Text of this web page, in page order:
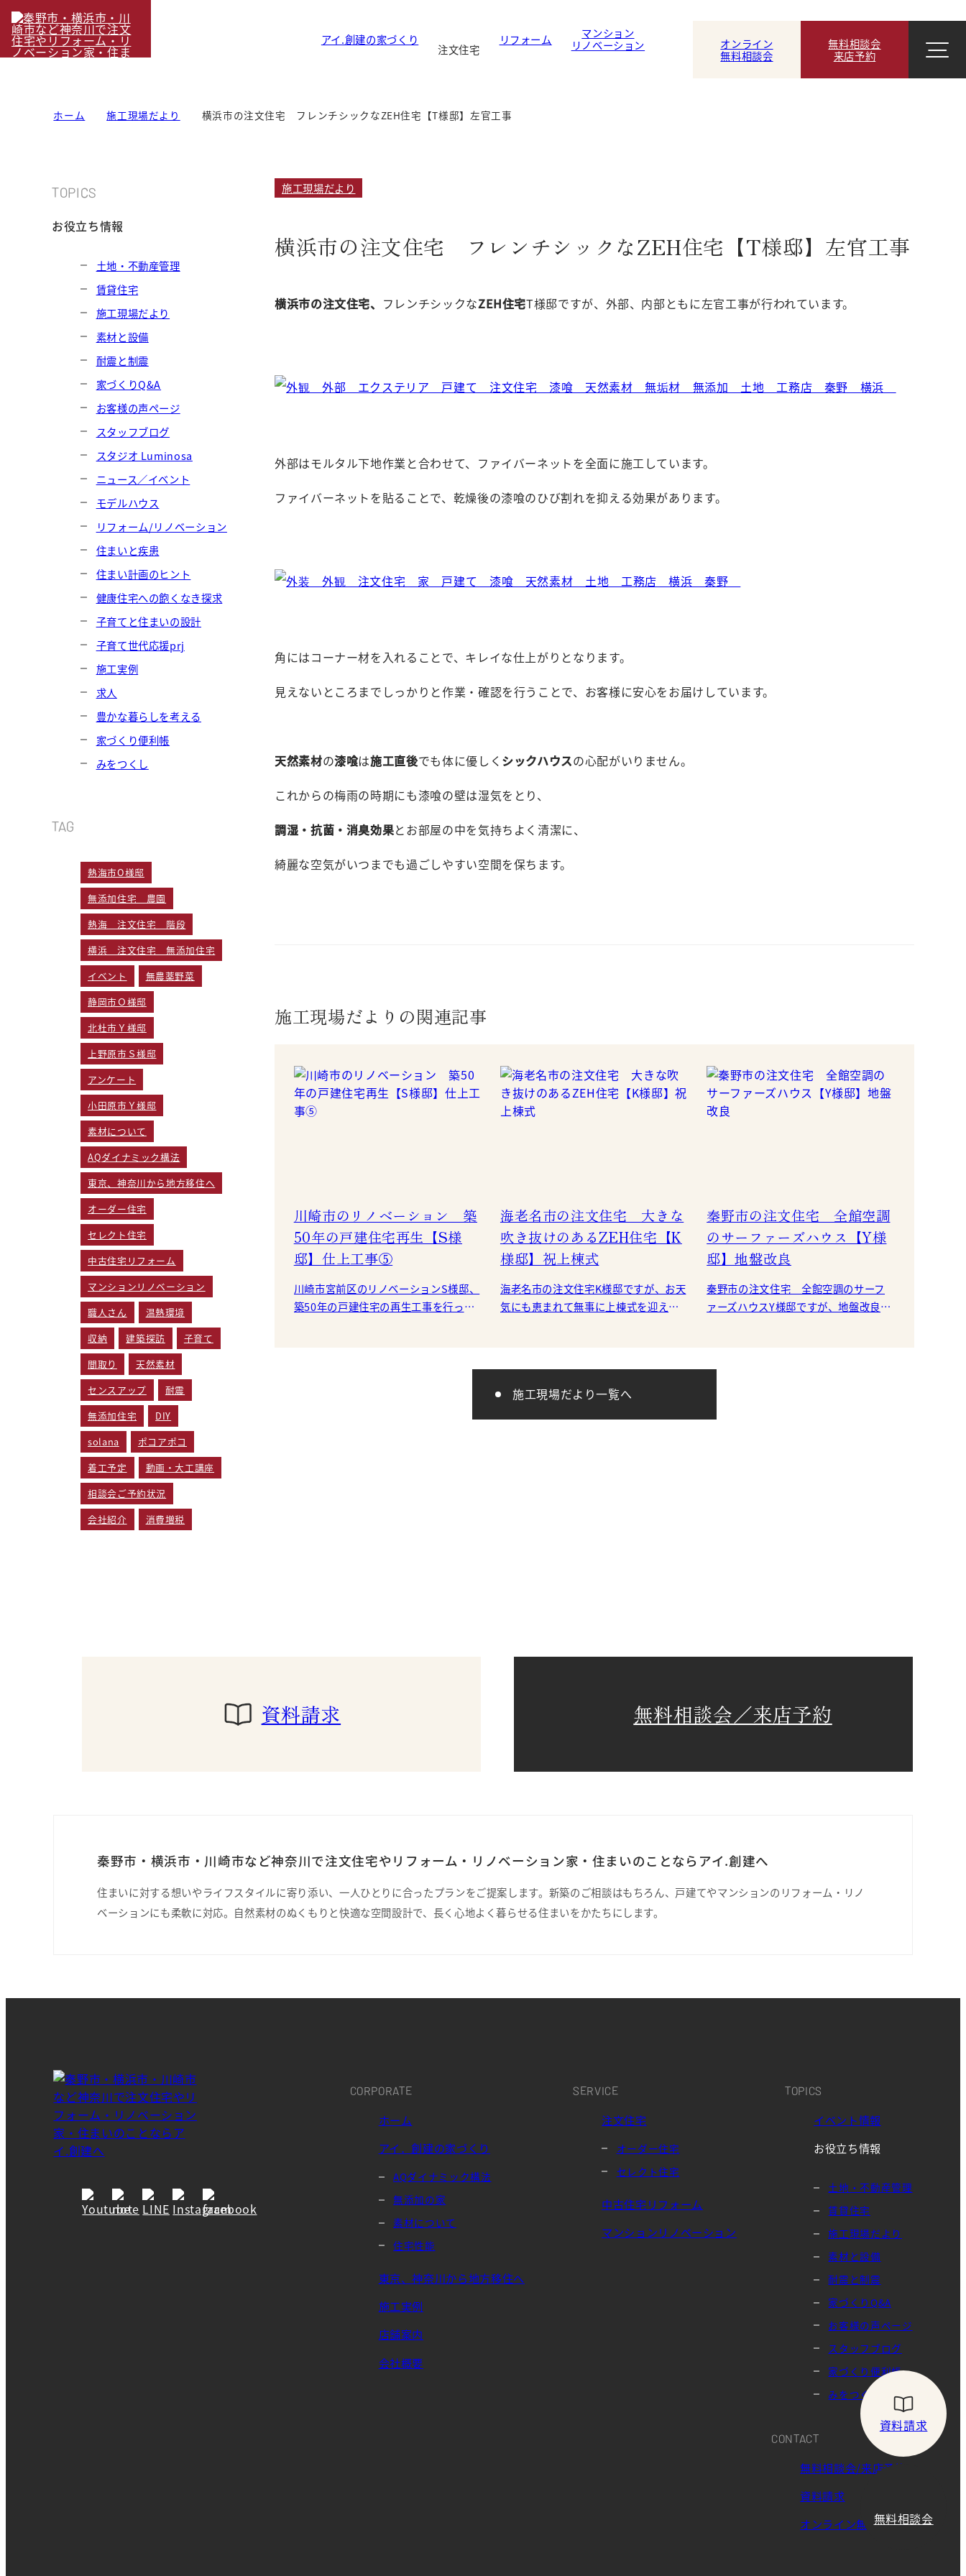
アイ.創建の家づくり
注文住宅
リフォーム
マンション
リノベーション
オンライン
無料相談会
無料相談会
来店予約
資料請求
無料相談会
ホーム 施工現場だより 横浜市の注文住宅 フレンチシックなZEH住宅【T様邸】左官工事
施工現場だより
横浜市の注文住宅 フレンチシックなZEH住宅【T様邸】左官工事
横浜市の注文住宅、 フレンチシックなZEH住宅T様邸ですが、外部、内部ともに左官工事が行われています。
外部はモルタル下地作業と合わせて、ファイバーネットを全面に施工しています。
ファイバーネットを貼ることで、乾燥後の漆喰のひび割れを抑える効果があります。
角にはコーナー材を入れることで、キレイな仕上がりとなります。
見えないところまでしっかりと作業・確認を行うことで、お客様に安心をお届けしています。
天然素材の漆喰は施工直後でも体に優しく シックハウスの心配がいりません。
これからの梅雨の時期にも漆喰の壁は湿気をとり、
調湿・抗菌・消臭効果とお部屋の中を気持ちよく清潔に、
綺麗な空気がいつまでも過ごしやすい空間を保ちます。
施工現場だよりの関連記事
川崎市のリノベーション 築
50年の戸建住宅再生【S様
邸】仕上工事⑤
川崎市宮前区のリノベーションS様邸、
築50年の戸建住宅の再生工事を行って
海老名市の注文住宅 大きな
吹き抜けのあるZEH住宅【K
様邸】祝上棟式
海老名市の注文住宅K様邸ですが、お天
気にも恵まれて無事に上棟式を迎える
秦野市の注文住宅 全館空調
のサーファーズハウス【Y様
邸】地盤改良
秦野市の注文住宅 全館空調のサーフ
ァーズハウスY様邸ですが、地盤改良工
施工現場だより一覧へ
TOPICS
お役立ち情報
土地・不動産管理
賃貸住宅
施工現場だより
素材と設備
耐震と制震
家づくりQ&A
お客様の声ページ
スタッフブログ
スタジオ Luminosa
ニュース／イベント
モデルハウス
リフォーム/リノベーション
住まいと疾患
住まい計画のヒント
健康住宅への飽くなき探求
子育てと住まいの設計
子育て世代応援prj
施工実例
求人
豊かな暮らしを考える
家づくり便利帳
みをつくし
TAG
熱海市O様邸
無添加住宅 農園
熱海 注文住宅 階段
横浜 注文住宅 無添加住宅
イベント
無農薬野菜
静岡市Ｏ様邸
北杜市Ｙ様邸
上野原市Ｓ様邸
アンケート
小田原市Ｙ様邸
素材について
AQダイナミック構法
東京、神奈川から地方移住へ
オーダー住宅
セレクト住宅
中古住宅リフォーム
マンションリノベーション
職人さん
温熱環境
収納
建築探訪
子育て
間取り
天然素材
センスアップ
耐震
無添加住宅
DIY
solana
ポコアポコ
着工予定
動画・大工講座
相談会ご予約状況
会社紹介
消費増税
資料請求 無料相談会／来店予約
秦野市・横浜市・川崎市など神奈川で注文住宅やリフォーム・リノベーション家・住まいのことならアイ.創建へ
住まいに対する想いやライフスタイルに寄り添い、一人ひとりに合ったプランをご提案します。新築のご相談はもちろん、戸建てやマンションのリフォーム・リノ
ベーションにも柔軟に対応。自然素材のぬくもりと快適な空間設計で、長く心地よく暮らせる住まいをかたちにします。
CORPORATE
ホーム
アイ．創建の家づくり
AQダイナミック構法
無添加の家
素材について
住宅性能
東京、神奈川から地方移住へ
施工実例
店舗案内
会社概要
SERVICE
注文住宅
オーダー住宅
セレクト住宅
中古住宅リフォーム
マンションリノベーション
TOPICS
イベント情報
お役立ち情報
土地・不動産管理
賃貸住宅
施工現場だより
素材と設備
耐震と制震
家づくりQ&A
お客様の声ページ
スタッフブログ
家づくり便利帳
みをつくし
CONTACT
無料相談会/来店予約
資料請求
オンライン無料相談会